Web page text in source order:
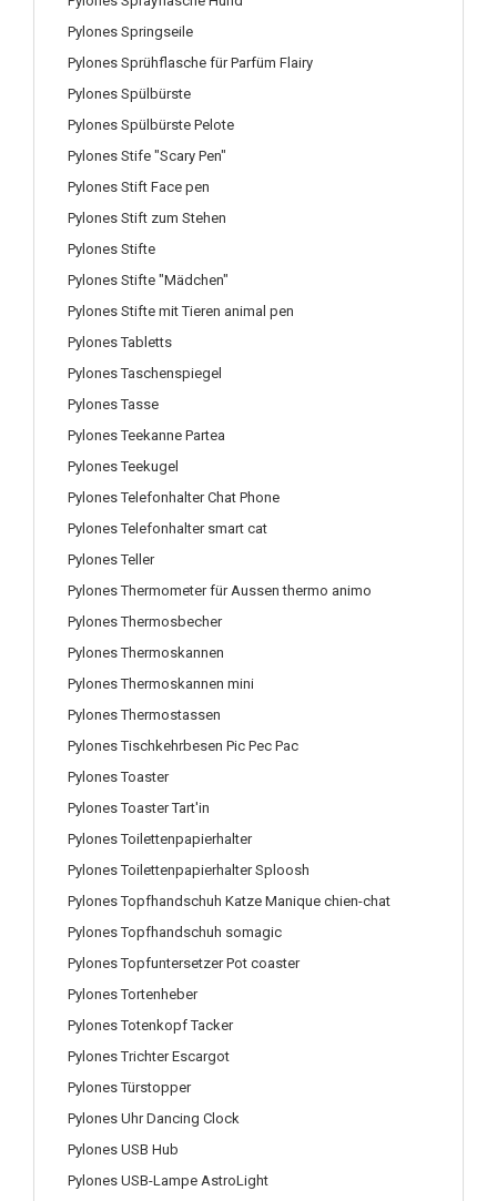
Pylones Springseile
Pylones Sprühflasche für Parfüm Flairy
Pylones Spülbürste
Pylones Spülbürste Pelote
Pylones Stife "Scary Pen"
Pylones Stift Face pen
Pylones Stift zum Stehen
Pylones Stifte
Pylones Stifte "Mädchen"
Pylones Stifte mit Tieren animal pen
Pylones Tabletts
Pylones Taschenspiegel
Pylones Tasse
Pylones Teekanne Partea
Pylones Teekugel
Pylones Telefonhalter Chat Phone
Pylones Telefonhalter smart cat
Pylones Teller
Pylones Thermometer für Aussen thermo animo
Pylones Thermosbecher
Pylones Thermoskannen
Pylones Thermoskannen mini
Pylones Thermostassen
Pylones Tischkehrbesen Pic Pec Pac
Pylones Toaster
Pylones Toaster Tart'in
Pylones Toilettenpapierhalter
Pylones Toilettenpapierhalter Sploosh
Pylones Topfhandschuh Katze Manique chien-chat
Pylones Topfhandschuh somagic
Pylones Topfuntersetzer Pot coaster
Pylones Tortenheber
Pylones Totenkopf Tacker
Pylones Trichter Escargot
Pylones Türstopper
Pylones Uhr Dancing Clock
Pylones USB Hub
Pylones USB-Lampe AstroLight